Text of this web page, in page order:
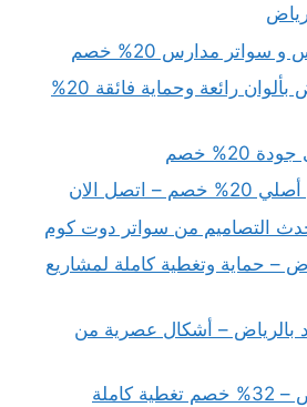
مدارس 20% خصم
مظلات بوثلين الرياض بألوان رائعة وحماية فائقة 20%
خصم
الان
التصاميم من سواتر دوت كوم
– حماية وتغطية كاملة لمشاريع
بالرياض – أشكال عصرية من
سواتر ممرات الرياض – 32% خصم تغطية كاملة